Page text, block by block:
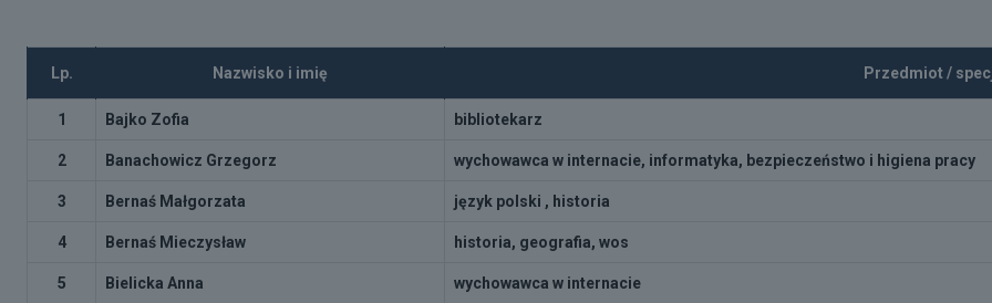
Lp. Nazwisko i imię Przedmiot /
1 Bajko Zofia bibliotekarz
2 Banachowicz Grzegorz wychowawca w internacie, informatyka, bezpieczeństwo i higiena pracy
3 Bernaś Małgorzata język polski , historia
4 Bernaś Mieczysław historia, geografia, wos
5 Bielicka Anna wychowawca w internacie